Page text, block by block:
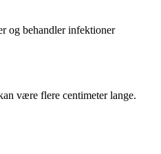
og behandler infektioner
være flere centimeter lange.